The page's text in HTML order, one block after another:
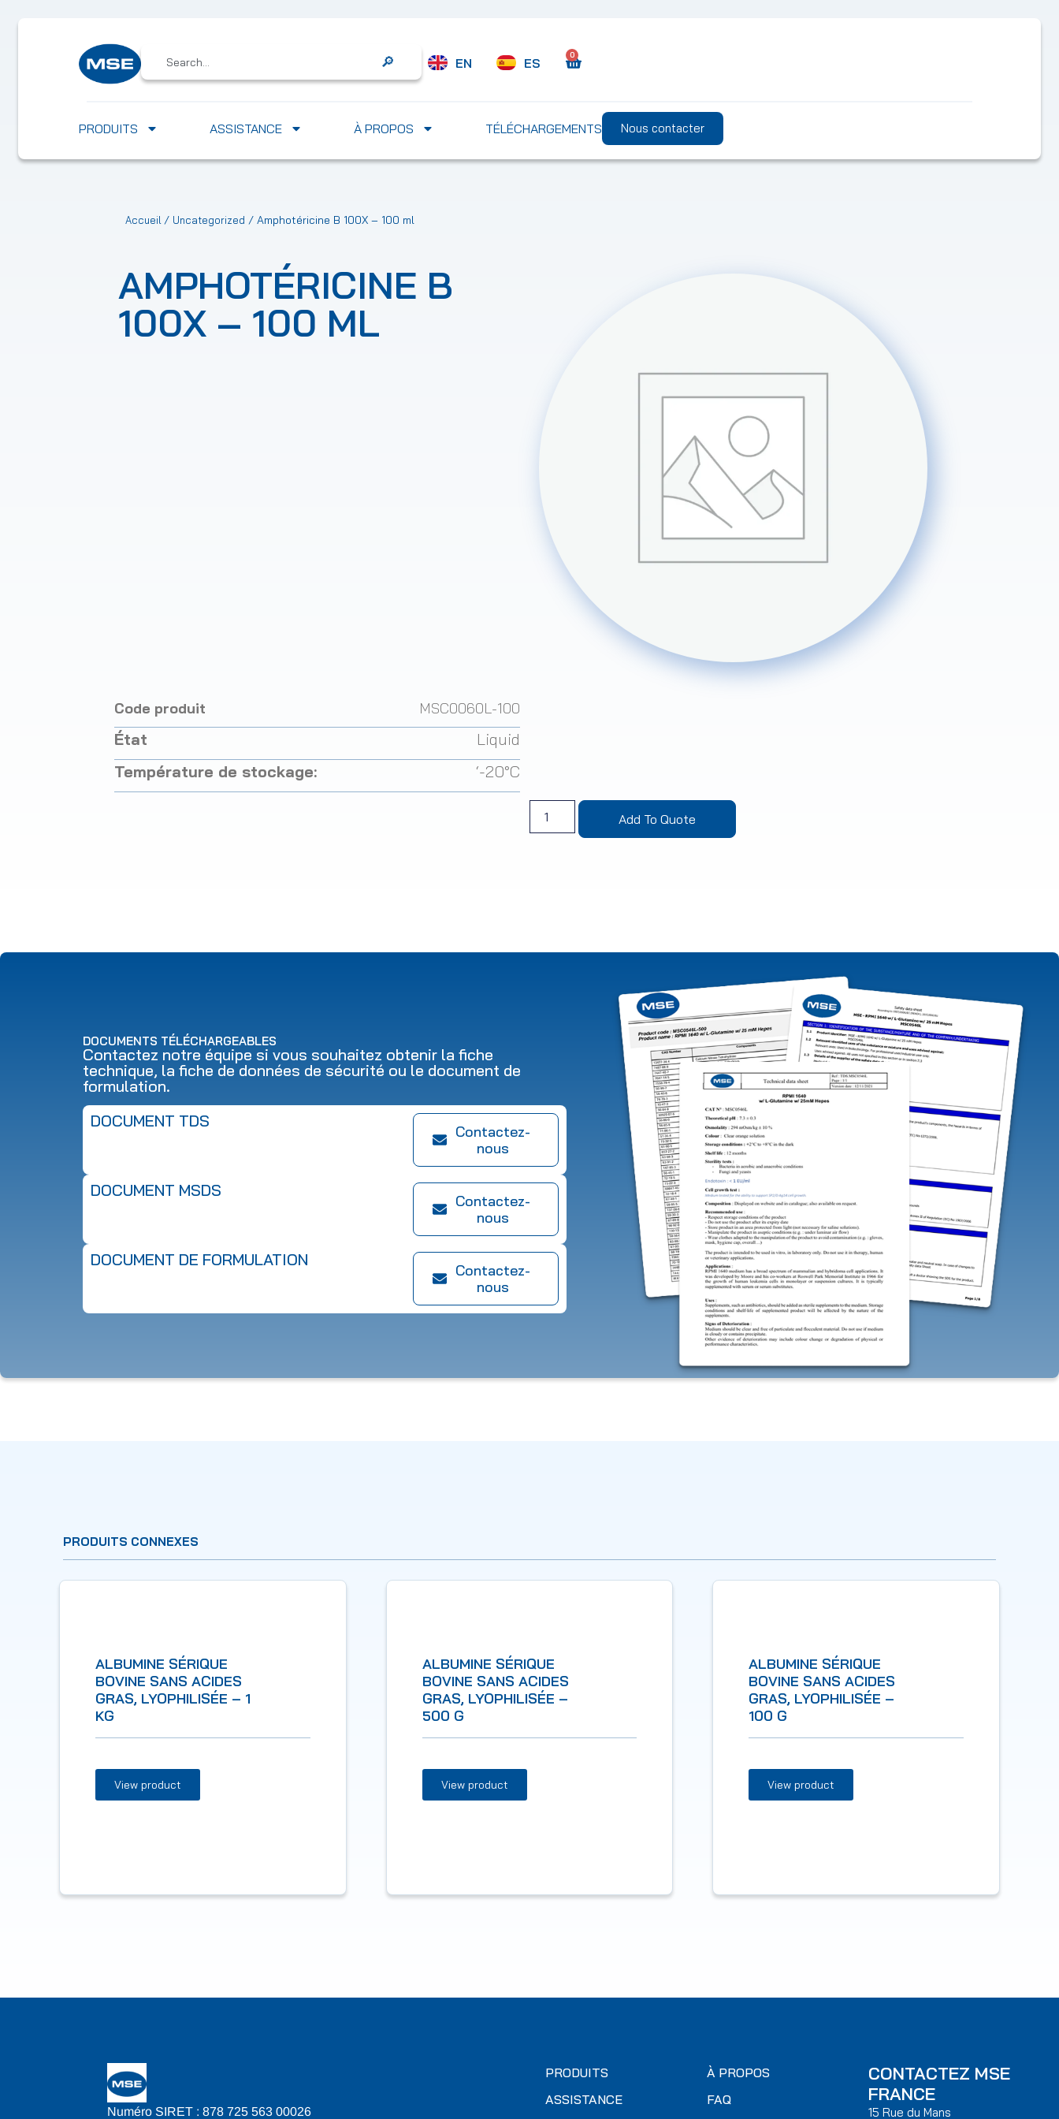
Search EN ES
0
PRODUITS ASSISTANCE À PROPOS TÉLÉCHARGEMENTS Nous contacter
Accueil / Uncategorized / Amphotéricine B 100X – 100 ml
AMPHOTÉRICINE B
100X – 100 ML
Code produit MSC0060L-100
État
Liquid
Température de stockage:
‘-20°C
Add To Quote
DOCUMENTS TÉLÉCHARGEABLES
Contactez notre équipe si vous souhaitez obtenir la fiche
technique, la fiche de données de sécurité ou le document de
formulation.
Contactez-
nous
DOCUMENT TDS
Contactez-
nous
DOCUMENT MSDS
Contactez-
nous
DOCUMENT DE FORMULATION
PRODUITS CONNEXES
ALBUMINE SÉRIQUE
BOVINE SANS ACIDES
GRAS, LYOPHILISÉE – 1
KG
View product
ALBUMINE SÉRIQUE
BOVINE SANS ACIDES
GRAS, LYOPHILISÉE –
500 G
View product
ALBUMINE SÉRIQUE
BOVINE SANS ACIDES
GRAS, LYOPHILISÉE –
100 G
View product
Numéro SIRET : 878 725 563 00026
PRODUITS
ASSISTANCE
À PROPOS
FAQ
CONTACTEZ MSE
FRANCE
15 Rue du Mans